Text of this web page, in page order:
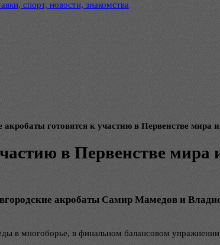
спорт, новости, знакомства
акробаты готовятся к участию в Первенстве мира
в Первенстве
акробаты Самир Мамедов и
в многоборье, в финальном балансовом